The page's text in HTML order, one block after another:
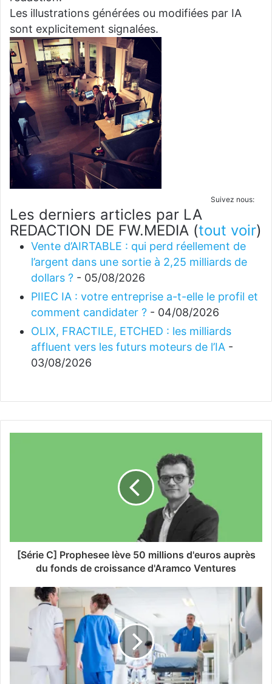
Les illustrations générées ou modifiées par IA
sont explicitement signalées.
Suivez nous:
Les derniers articles par LA
REDACTION DE FW.MEDIA (tout voir)
Vente d’AIRTABLE : qui perd réellement de
l’argent dans une sortie à 2,25 milliards de
dollars ? - 05/08/2026
PIIEC IA : votre entreprise a-t-elle le profil et
comment candidater ? - 04/08/2026
OLIX, FRACTILE, ETCHED : les milliards
affluent vers les futurs moteurs de l’IA -
03/08/2026
[Série C] Prophesee lève 50 millions d'euros auprès
du fonds de croissance d'Aramco Ventures